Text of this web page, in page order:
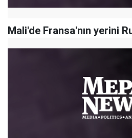
Mali'de Fransa'nın yerini